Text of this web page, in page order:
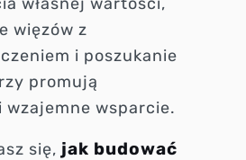
więzów z
i poszukanie
promują
wsparcie.
się, jak budować